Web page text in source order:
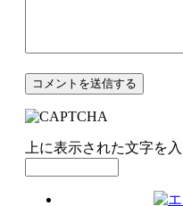
上に表示された文字を